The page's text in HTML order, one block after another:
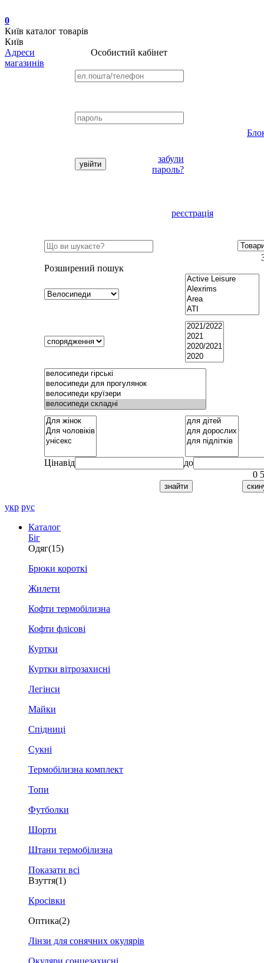
0
Київ каталог товарів
Київ
Адреси
магазинів
Особистий кабінет
забули
пароль?
реєстрація
Розширений пошук
Цінавід
до
0
укр рус
Каталог
Біг
Одяг(15)
Брюки короткі
Жилети
Кофти термобілизна
Кофти флісові
Куртки
Куртки вітрозахисні
Легінси
Майки
Спідниці
Сукні
Термобілизна комплект
Топи
Футболки
Шорти
Штани термобілизна
Показати всі
Взуття(1)
Кросівки
Оптика(2)
Лінзи для сонячних окулярів
Окуляри сонцезахисні